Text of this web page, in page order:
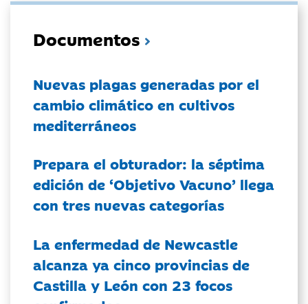
Documentos
Nuevas plagas generadas por el
cambio climático en cultivos
mediterráneos
Prepara el obturador: la séptima
edición de ‘Objetivo Vacuno’ llega
con tres nuevas categorías
La enfermedad de Newcastle
alcanza ya cinco provincias de
Castilla y León con 23 focos